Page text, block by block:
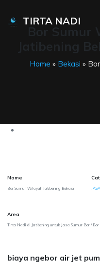
TIRTA NADI
Home » Bekasi »
Name
Bor Sumur Wilayah Jatibening Bekasi
Area
Tirta Nadi di Jatibening untuk Jasa Sumur Bor / Bor
biaya ngebor air jet